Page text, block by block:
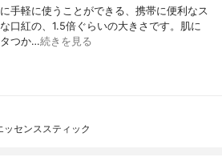
手軽に使うことができる、携帯に便利なス
口紅の、1.5倍ぐらいの大きさです。肌に
つか…続きを見る
センススティック